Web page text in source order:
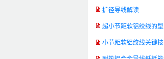
扩径导线解读
超小节距软铝绞线的
小节距软铝绞线关键